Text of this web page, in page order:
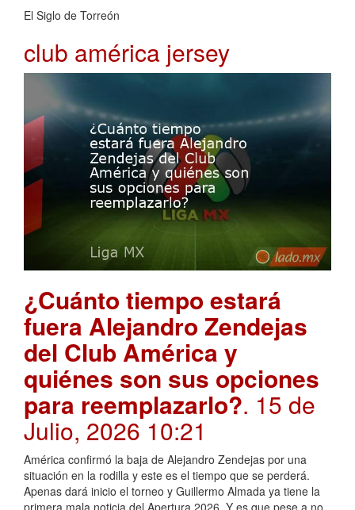
El Siglo de Torreón
club américa jersey
¿Cuánto tiempo estará
fuera Alejandro Zendejas
del Club América y
quiénes son sus opciones
para reemplazarlo?. 15 de
Julio, 2026 10:21
América confirmó la baja de Alejandro Zendejas por una
situación en la rodilla y este es el tiempo que se perderá.
Apenas dará inicio el torneo y Guillermo Almada ya tiene la